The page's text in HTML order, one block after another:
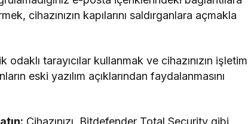
cihazınızın kapılarını saldırganlara açmakla
odaklı tarayıcılar kullanmak ve cihazınızın işletim
eski yazılım açıklarından faydalanmasını
Cihazınızı, Bitdefender Total Security gibi